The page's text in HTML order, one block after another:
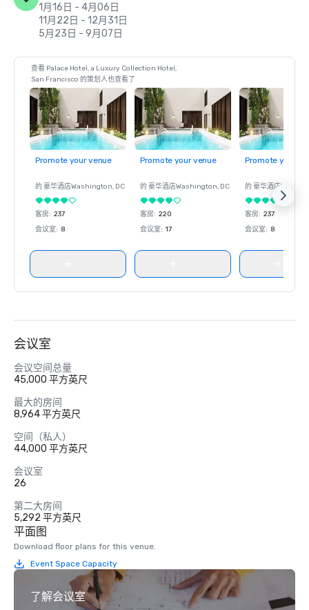
1月16日 - 4月06日
11月22日 - 12月31日
5月23日 - 9月07日
查看 Palace Hotel, a Luxury Collection Hotel,
San Francisco 的策划人也查看了
Promote your venue
的 豪华酒店Washington, DC
客房: 237
会议室: 8
Promote your venue
的 豪华酒店Washington, DC
客房: 220
会议室: 17
Promote your
的 豪华酒店
客房: 237
会议室: 8
会议室
会议空间总量
45,000 平方英尺
最大的房间
8,964 平方英尺
空间（私人）
44,000 平方英尺
会议室
26
第二大房间
5,292 平方英尺
平面图
Download floor plans for this venue.
Event Space Capacity
了解会议室